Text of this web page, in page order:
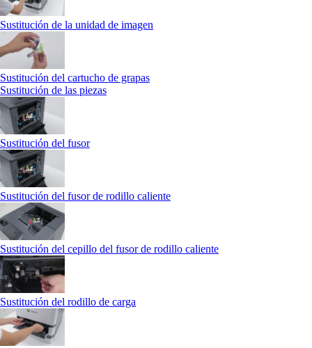
Sustitución de la unidad de imagen
Sustitución del cartucho de grapas
Sustitución de las piezas
Sustitución del fusor
Sustitución del fusor de rodillo caliente
Sustitución del cepillo del fusor de rodillo caliente
Sustitución del rodillo de carga